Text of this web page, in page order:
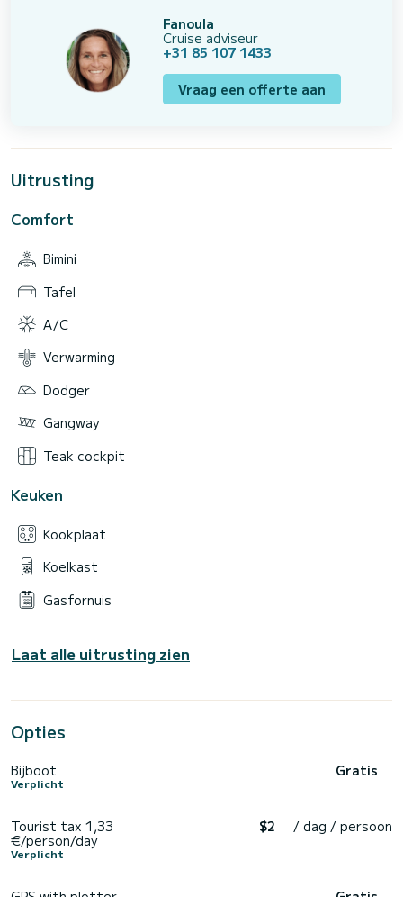
Fanoula
Cruise adviseur
+31 85 107 1433
Vraag een offerte aan
Uitrusting
Comfort
Bimini
Tafel
A/C
Verwarming
Dodger
Gangway
Teak cockpit
Keuken
Kookplaat
Koelkast
Gasfornuis
Laat alle uitrusting zien
Opties
Bijboot
Verplicht
Gratis
Tourist tax 1,33
€/person/day
Verplicht
$2 / dag / persoon